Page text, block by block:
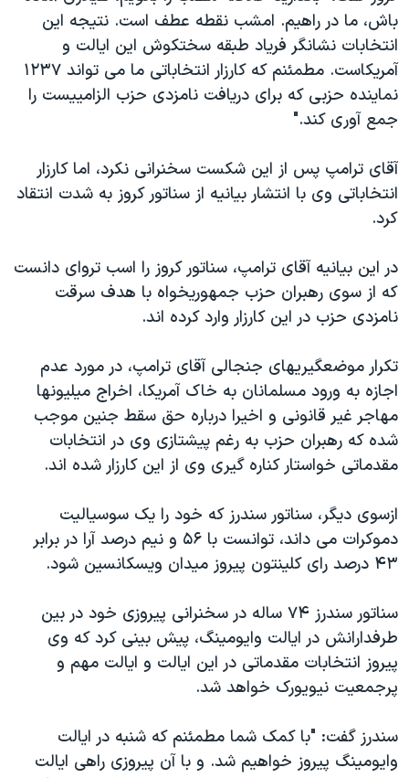
باش، ما در راهیم. امشب نقطه عطف است. نتیجه این
انتخابات نشانگر فریاد طبقه سختکوش این ایالت و
آمریکاست. مطمئنم که کارزار انتخاباتی ما می تواند ۱۲۳۷
نماینده حزبی که برای دریافت نامزدی حزب الزامییست را
جمع آوری کند."
آقای ترامپ پس از این شکست سخنرانی نکرد، اما کارزار
انتخاباتی وی با انتشار بیانیه از سناتور کروز به شدت انتقاد
کرد.
در این بیانیه آقای ترامپ، سناتور کروز را اسب تروای دانست
که از سوی رهبران حزب جمهوریخواه با هدف سرقت
نامزدی حزب در این کارزار وارد کرده اند.
تکرار موضعگیریهای جنجالی آقای ترامپ، در مورد عدم
اجازه به ورود مسلمانان به خاک آمریکا، اخراج میلیونها
مهاجر غیر قانونی و اخیرا درباره حق سقط جنین موجب
شده که رهبران حزب به رغم پیشتازی وی در انتخابات
مقدماتی خواستار کناره گیری وی از این کارزار شده اند.
ازسوی دیگر، سناتور سندرز که خود را یک سوسیالیت
دموکرات می داند، توانست با ۵۶ و نیم درصد آرا در برابر
۴۳ درصد رای کلینتون پیروز میدان ویسکانسین شود.
سناتور سندرز ۷۴ ساله در سخنرانی پیروزی خود در بین
طرفدارانش در ایالت وایومینگ، پیش بینی کرد که وی
پیروز انتخابات مقدماتی در این ایالت و ایالت مهم و
پرجمعیت نیویورک خواهد شد.
سندرز گفت: "با کمک شما مطمئنم که شنبه در ایالت
وایومینگ پیروز خواهیم شد. و با آن پیروزی راهی ایالت